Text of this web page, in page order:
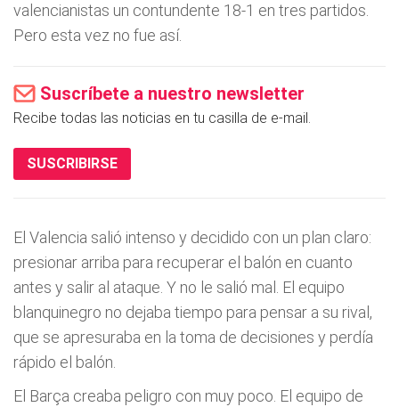
valencianistas un contundente 18-1 en tres partidos.
Pero esta vez no fue así.
Suscríbete a nuestro newsletter
Recibe todas las noticias en tu casilla de e-mail.
SUSCRIBIRSE
El Valencia salió intenso y decidido con un plan claro:
presionar arriba para recuperar el balón en cuanto
antes y salir al ataque. Y no le salió mal. El equipo
blanquinegro no dejaba tiempo para pensar a su rival,
que se apresuraba en la toma de decisiones y perdía
rápido el balón.
El Barça creaba peligro con muy poco. El equipo de